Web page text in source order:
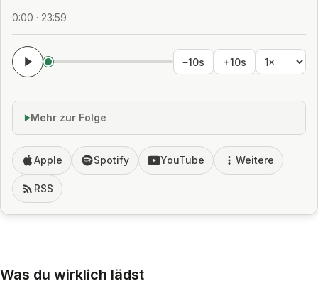
0:00 · 23:59
−10s +10s
Mehr zur Folge
Apple Spotify YouTube Weitere
RSS
Was du wirklich lädst